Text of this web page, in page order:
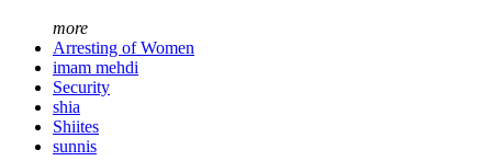
more
Arresting of Women
imam mehdi
Security
shia
Shiites
sunnis